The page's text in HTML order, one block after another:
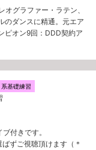
グラファー・ラテン、
のダンスに精通。元エア
ピオン9回：DDD契約ア
基礎練習
付きです。
ずご視聴頂けます（＊